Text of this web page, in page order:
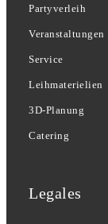
Partyverleih
Veranstaltungen
Service
Leihmaterielien
3D-Planung
Catering
Legales